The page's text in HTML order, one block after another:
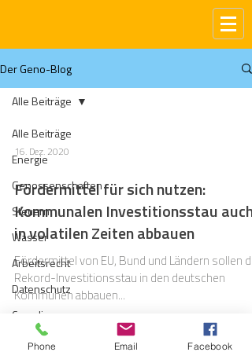
Der Geno-Blog
Alle Beiträge
Energie
Genossenschaften
Steuern
Wasser
Arbeitsrecht
Datenschutz
Compliance
Gas
Alle Beiträge
16. Dez. 2020
Fördermittel für sich nutzen:
Kommunalen Investitionsstau auch
in volatilen Zeiten abbauen
Fördermittel von EU, Bund und Ländern sollen
Rekord-Investitionsstau in den deutschen
Kommunen abbauen...
Phone Email Facebook